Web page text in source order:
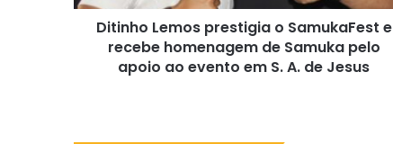
de
SamukaDitinho Lemos prestigia o SamukaFest e
recebe homenagem de Samuka pelo
apoio ao evento em S. A. de Jesus